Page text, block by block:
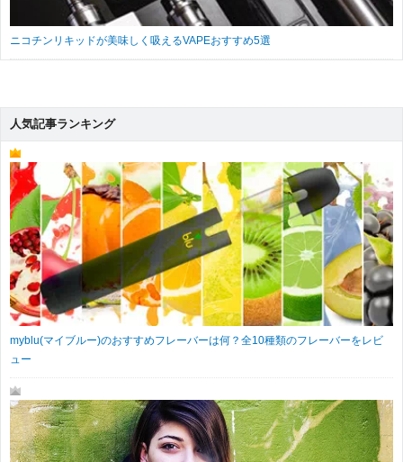
ニコチンリキッドが美味しく吸えるVAPEおすすめ5選
人気記事ランキング
myblu(マイブルー)のおすすめフレーバーは何？全10種類のフレーバーをレビ
ュー